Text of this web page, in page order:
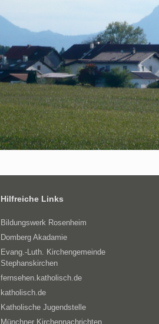
Hilfreiche Links
Bildungswerk Rosenheim
Domberg Akadamie
Evang.-Luth. Kirchengemeinde
Stephanskirchen
fernsehen.katholisch.de
katholisch.de
Katholische Jugendstelle
Münchner Kirchennachrichten